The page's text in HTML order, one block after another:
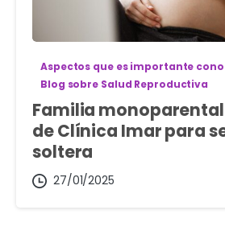
Aspectos que es importante
Blog sobre Salud Reproductiva
Familia
de Clínica Imar para
soltera
27/01/2025